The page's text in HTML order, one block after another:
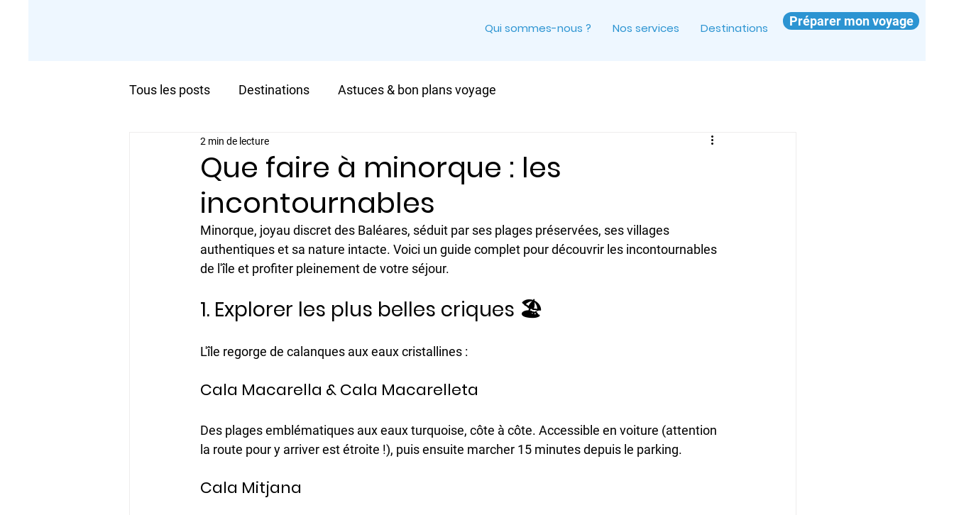
Qui sommes-nous ? Nos services Destinations Préparer mon voyage
Tous les posts Destinations Astuces & bon plans voyage
Que faire à minorque : les
incontournables
2 min de lecture
​Minorque, joyau discret des Baléares, séduit par ses plages préservées, ses villages
authentiques et sa nature intacte. Voici un guide complet pour découvrir les incontournables
de l'île et profiter pleinement de votre séjour.
1. Explorer les plus belles criques 🏖
L'île regorge de calanques aux eaux cristallines :
Cala Macarella & Cala Macarelleta
Des plages emblématiques aux eaux turquoise, côte à côte. Accessible en voiture (attention
la route pour y arriver est étroite !), puis ensuite marcher 15 minutes depuis le parking.
Cala Mitjana